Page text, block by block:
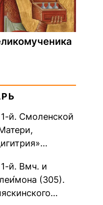
1-й. Смоленской
г.). апп. от
1-й. Вмч. и
(305).